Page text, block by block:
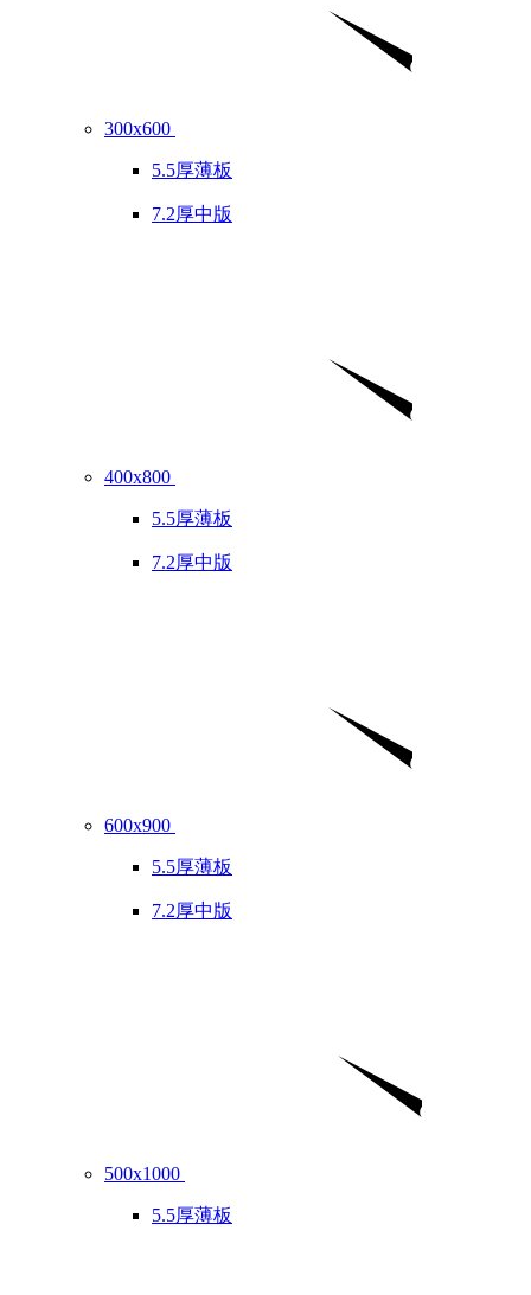
300x600
5.5厚薄板
7.2厚中版
400x800
5.5厚薄板
7.2厚中版
600x900
5.5厚薄板
7.2厚中版
500x1000
5.5厚薄板